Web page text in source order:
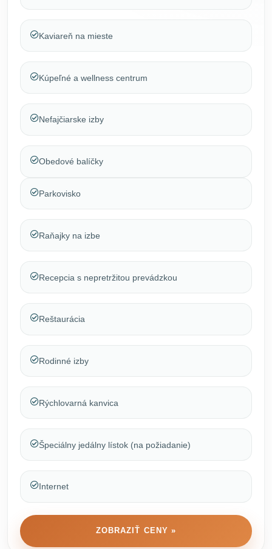
Kaviareň na mieste
Kúpeľné a wellness centrum
Nefajčiarske izby
Obedové balíčky
Parkovisko
Raňajky na izbe
Recepcia s nepretržitou prevádzkou
Reštaurácia
Rodinné izby
Rýchlovarná kanvica
Špeciálny jedálny lístok (na požiadanie)
Internet
ZOBRAZIŤ CENY »